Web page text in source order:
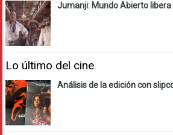
Jumanji: Mundo Abierto libera
Lo último del cine
Análisis de la edición con